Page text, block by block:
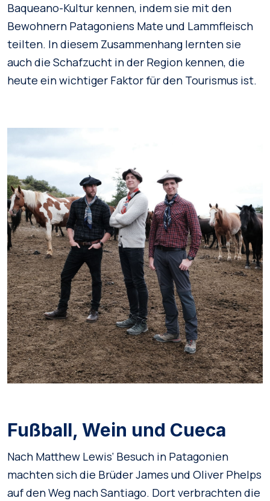
Baqueano-Kultur kennen, indem sie mit den
Bewohnern Patagoniens Mate und Lammfleisch
teilten. In diesem Zusammenhang lernten sie
auch die Schafzucht in der Region kennen, die
heute ein wichtiger Faktor für den Tourismus ist.
Fußball, Wein und Cueca
Nach Matthew Lewis‘ Besuch in Patagonien
machten sich die Brüder James und Oliver Phelps
auf den Weg nach Santiago. Dort verbrachten die